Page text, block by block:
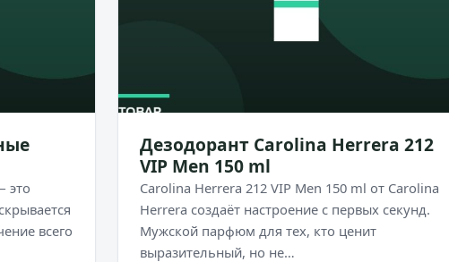
это
всего
Дезодорант Carolina Herrera 212
VIP Men 150 ml
Carolina Herrera 212 VIP Men 150 ml от Carolina
Herrera создаёт настроение с первых секунд.
Мужской парфюм для тех, кто ценит
выразительный, но не…